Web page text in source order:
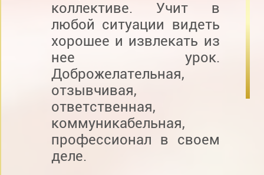
коллективе. Учит в
любой ситуации видеть
хорошее и извлекать из
нее урок.
Доброжелательная,
отзывчивая,
ответственная,
коммуникабельная,
профессионал в своем
деле.